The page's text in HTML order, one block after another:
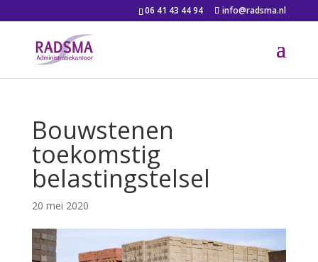
06 41 43 44 94 info@radsma.nl
Bouwstenen
toekomstig
belastingstelsel
20 mei 2020